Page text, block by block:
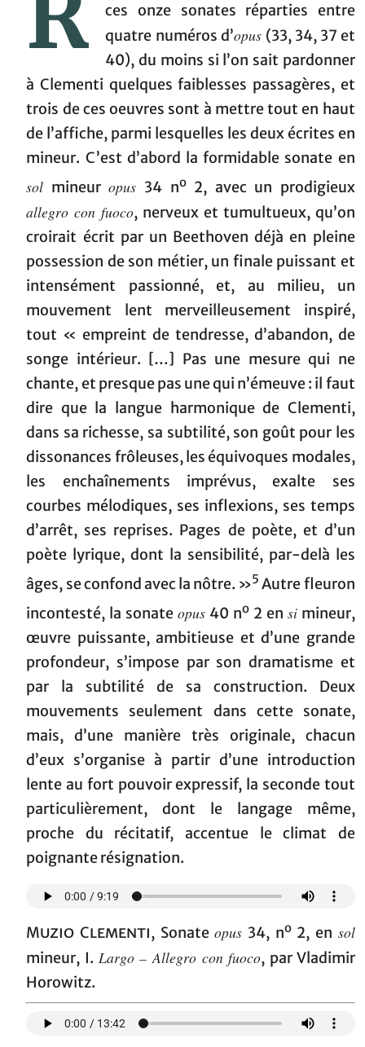
ces onze sonates réparties entre
quatre numéros d’opus (33, 34, 37 et
40), du moins si l’on sait pardonner
à Clementi quelques faiblesses passagères, et
trois de ces oeuvres sont à mettre tout en haut
de l’affiche, parmi lesquelles les deux écrites en
mineur. C’est d’abord la formidable sonate en
sol mineuropus 34 no2, avec un prodigieux
allegro con fuoco, nerveux et tumultueux, qu’on
croirait écrit par un Beethoven déjà en pleine
possession de son métier, un finale puissant et
intensément passionné, et, au milieu, un
mouvement lent merveilleusement inspiré,
tout « empreint de tendresse, d’abandon, de
songe intérieur. […] Pas une mesure qui ne
chante, et presque pas une qui n’émeuve : il faut
dire que la langue harmonique de Clementi,
dans sa richesse, sa subtilité, son goût pour les
dissonances frôleuses, les équivoques modales,
les enchaînements imprévus, exalte ses
courbes mélodiques, ses inflexions, ses temps
d’arrêt, ses reprises. Pages de poète, et d’un
poète lyrique, dont la sensibilité, par-delà les
âges, se confond avec la nôtre. »5 Autre fleuron
incontesté, la sonateopus 40 no2 en simineur,
œuvre puissante, ambitieuse et d’une grande
profondeur, s’impose par son dramatisme et
par la subtilité de sa construction. Deux
mouvements seulement dans cette sonate,
mais, d’une manière très originale, chacun
d’eux s’organise à partir d’une introduction
lente au fort pouvoir expressif, la seconde tout
particulièrement, dont le langage même,
proche du récitatif, accentue le climat de
poignante résignation.
Muzio Clementi, Sonateopus 34, no2, en sol
mineur, I. Largo – Allegro con fuoco, par Vladimir
Horowitz.